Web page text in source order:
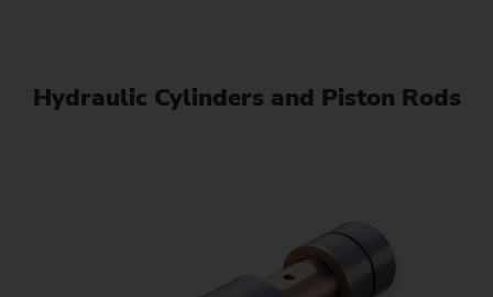
Hydraulic Cylinders and Piston Rods